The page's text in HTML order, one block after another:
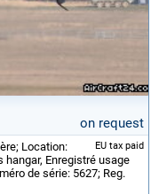
on request
EU tax paid
Location:
hangar, Enregistré usage
de série: 5627; Reg.